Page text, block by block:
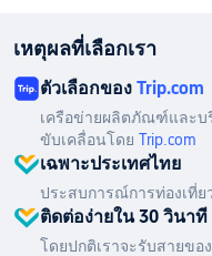
เหตุผลที่เลือกเรา
ตัวเลือกของ Trip.com
เครือข่ายผลิตภัณฑ์และบริ
ขับเคลื่อนโดย Trip.com
เฉพาะประเทศไทย
ประสบการณ์การท่องเที่
ติดต่อง่ายใน 30 วินาที
โดยปกติเราจะรับสายข